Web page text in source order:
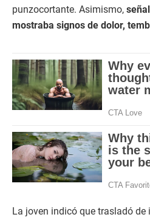
punzocortante. Asimismo,
mostraba signos de dolor,
La joven indicó que trasladó